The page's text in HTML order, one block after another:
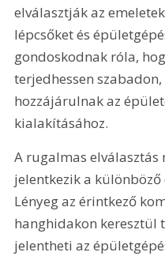
elválasztják az
lépcsőket és
gondoskodnak róla,
terjedhessen
hozzájárulnak az
kialakításához.
A rugalmas elválasztás
jelentkezik a
Lényeg az érintkező
hanghidakon keresztül
jelentheti az